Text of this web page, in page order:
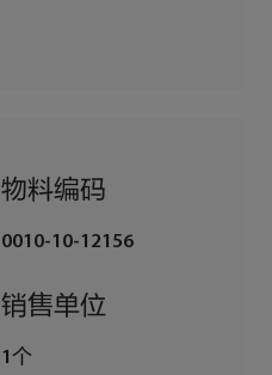
物料编码
0010-10-12156
销售单位
1个